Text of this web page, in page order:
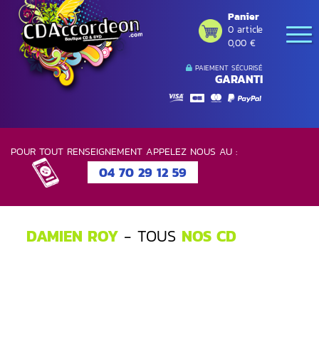
PAIEMENT SÉCURISÉ
GARANTI
Panier
0 article
0,00 €
POUR TOUT RENSEIGNEMENT APPELEZ NOUS AU :
04 70 29 12 59
DAMIEN ROY - TOUS NOS CD